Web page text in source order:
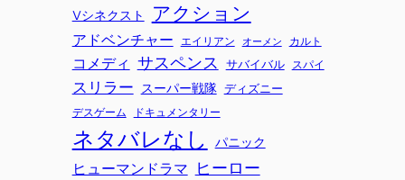
Vシネクスト アクション
アドベンチャー エイリアン オーメン カルト
コメディ サスペンス サバイバル スパイ
スリラー スーパー戦隊 ディズニー
デスゲーム ドキュメンタリー
ネタバレなし パニック
ヒューマンドラマ
ヒーロー